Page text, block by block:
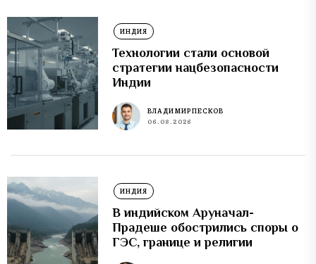
ИНДИЯ
Технологии стали основой
стратегии нацбезопасности
Индии
ВЛАДИМИР ПЕСКОВ
06.08.2026
ИНДИЯ
В индийском Аруначал-
Прадеше обострились споры о
ГЭС, границе и религии